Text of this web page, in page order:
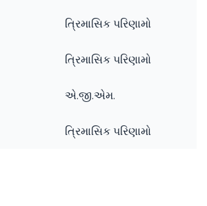
ત્રિમાસિક પરિણામો
ત્રિમાસિક પરિણામો
એ.જી.એમ.
ત્રિમાસિક પરિણામો